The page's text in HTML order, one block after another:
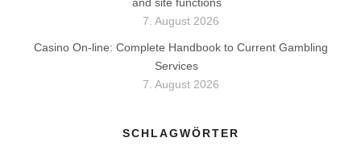
7. August 2026
Casino On-line: Complete Handbook to Current Gambling
Services
7. August 2026
SCHLAGWÖRTER